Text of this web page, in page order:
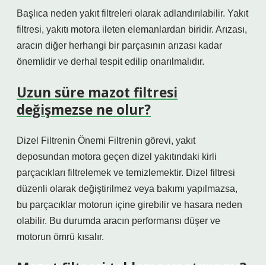
Başlıca neden yakıt filtreleri olarak adlandırılabilir. Yakıt
filtresi, yakıtı motora ileten elemanlardan biridir. Arızası,
aracın diğer herhangi bir parçasının arızası kadar
önemlidir ve derhal tespit edilip onarılmalıdır.
Uzun süre mazot filtresi
değişmezse ne olur?
Dizel Filtrenin Önemi Filtrenin görevi, yakıt
deposundan motora geçen dizel yakıtındaki kirli
parçacıkları filtrelemek ve temizlemektir. Dizel filtresi
düzenli olarak değiştirilmez veya bakımı yapılmazsa,
bu parçacıklar motorun içine girebilir ve hasara neden
olabilir. Bu durumda aracın performansı düşer ve
motorun ömrü kısalır.